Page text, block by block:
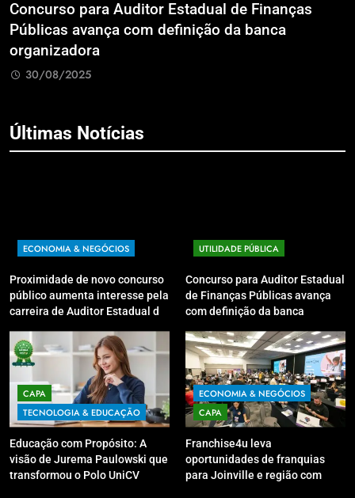
Concurso para Auditor Estadual de Finanças
Públicas avança com definição da banca
organizadora
30/08/2025
Últimas Notícias
ECONOMIA & NEGÓCIOS
Proximidade de novo concurso
público aumenta interesse pela
carreira de Auditor Estadual de
Youtube irá sanar dúvidas
UTILIDADE PÚBLICA
Concurso para Auditor Estadual
de Finanças Públicas avança
com definição da banca
CAPA
TECNOLOGIA & EDUCAÇÃO
Educação com Propósito: A
visão de Jurema Paulowski que
transformou o Polo UniCV
ECONOMIA & NEGÓCIOS
CAPA
Franchise4u leva
oportunidades de franquias
para Joinville e região com